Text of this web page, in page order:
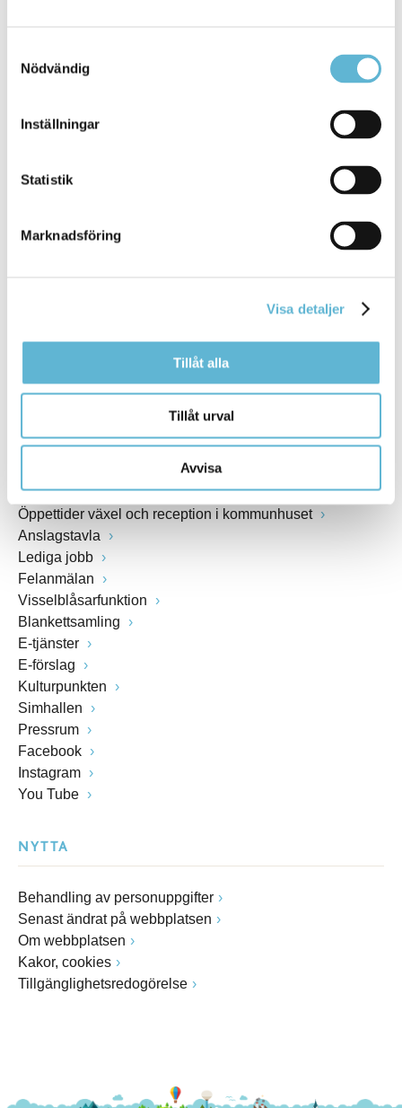
Nödvändig
Inställningar
Statistik
Marknadsföring
Visa detaljer
Tillåt alla
Tillåt urval
Avvisa
KONTAKT
Besöksadress
Box 18, 295 21 Bromölla
Fax: 0456-82 22 00
Öppettider växel och reception i kommunhuset
Anslagstavla
Lediga jobb
Felanmälan
Visselblåsarfunktion
Blankettsamling
E-tjänster
E-förslag
Kulturpunkten
Simhallen
Pressrum
Facebook
Instagram
You Tube
NYTTA
Behandling av personuppgifter
Senast ändrat på webbplatsen
Om webbplatsen
Kakor, cookies
Tillgänglighetsredogörelse